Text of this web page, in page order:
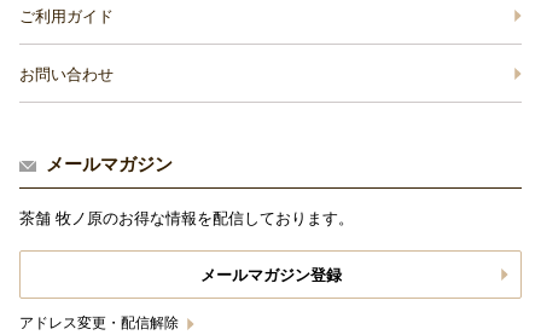
ご利用ガイド
お問い合わせ
メールマガジン
茶舗 牧ノ原のお得な情報を配信しております。
メールマガジン登録
アドレス変更・配信解除